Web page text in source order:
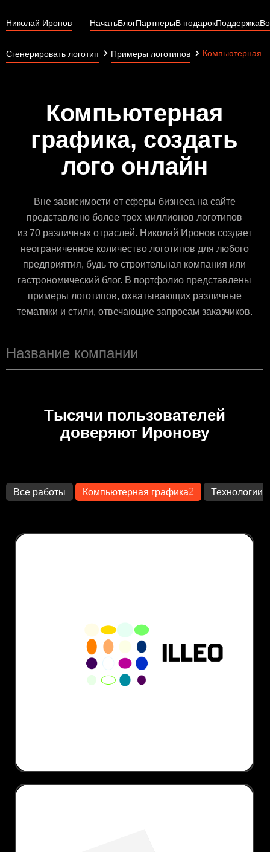
Николай Иронов НачатьБлогПартнерыВ подарокПоддержка
Сгенерировать логотип Примеры логотипов Компьютерная
Компьютерная
графика, создать
лого онлайн
Вне зависимости от сферы бизнеса на сайте
представлено более трех миллионов логотипов
из 70 различных отраслей. Николай Иронов создает
неограниченное количество логотипов для любого
предприятия, будь то строительная компания или
гастрономический блог. В портфолио представлены
примеры логотипов, охватывающих различные
тематики и стили, отвечающие запросам заказчиков.
Тысячи пользователей
доверяют Иронову
Все работы Компьютерная графика2 Технологии